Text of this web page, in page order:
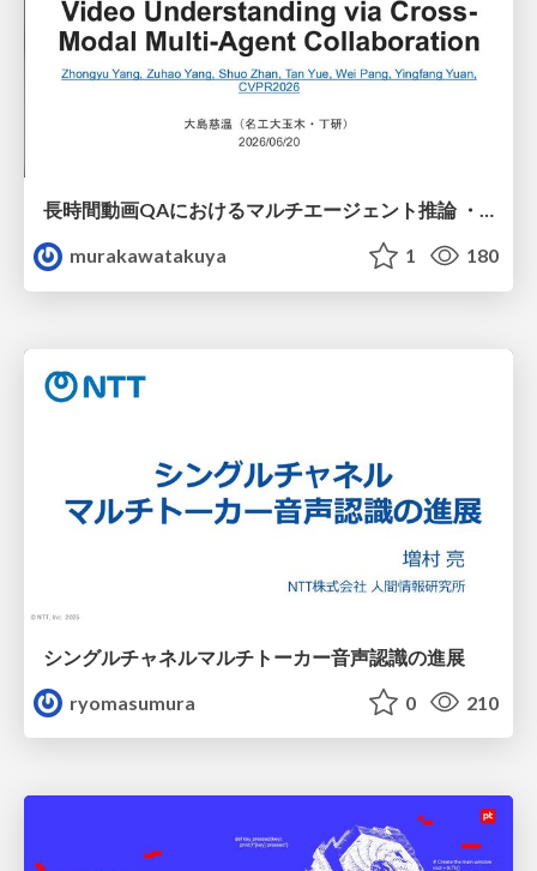
長時間動画QAにおけるマルチエージェント推論 ・SVAgent: Storyline-Guided Long Video Understanding via Cross-Modal Multi-Agent Collaboration
murakawatakuya
1 180
シングルチャネルマルチトーカー音声認識の進展
ryomasumura
0 210